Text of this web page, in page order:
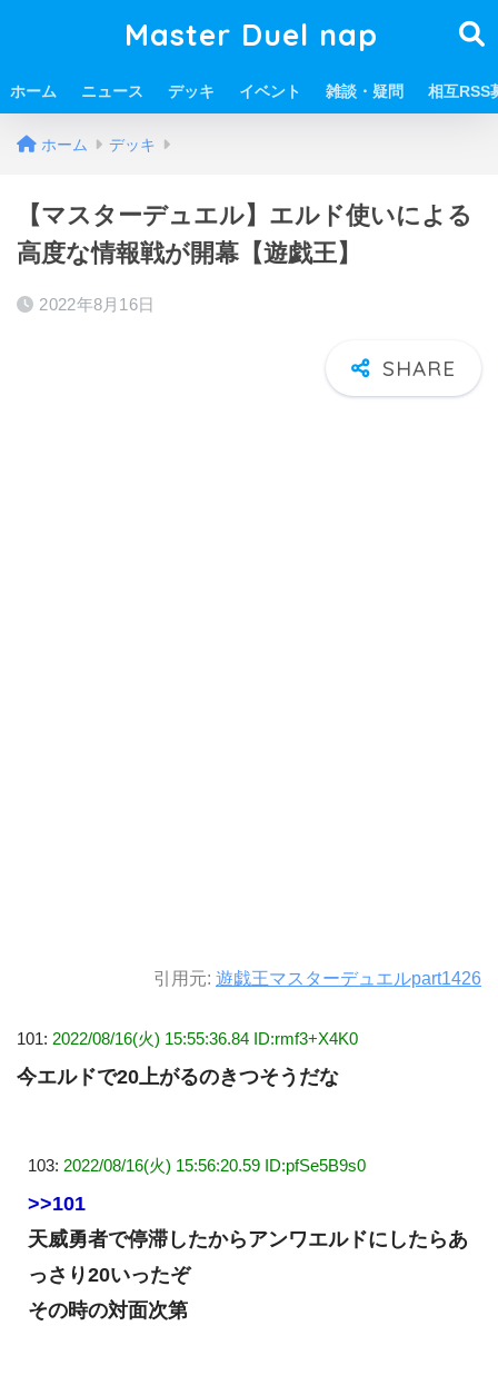
Master Duel nap
ホーム ニュース デッキ イベント 雑談・疑問 相互RSS
ホーム デッキ
【マスターデュエル】エルド使いによる
高度な情報戦が開幕【遊戯王】
2022年8月16日
引用元: 遊戯王マスターデュエルpart1426
101: 2022/08/16(火) 15:55:36.84 ID:rmf3+X4K0
今エルドで20上がるのきつそうだな
103: 2022/08/16(火) 15:56:20.59 ID:pfSe5B9s0
>>101
天威勇者で停滞したからアンワエルドにしたらあ
っさり20いったぞ
その時の対面次第